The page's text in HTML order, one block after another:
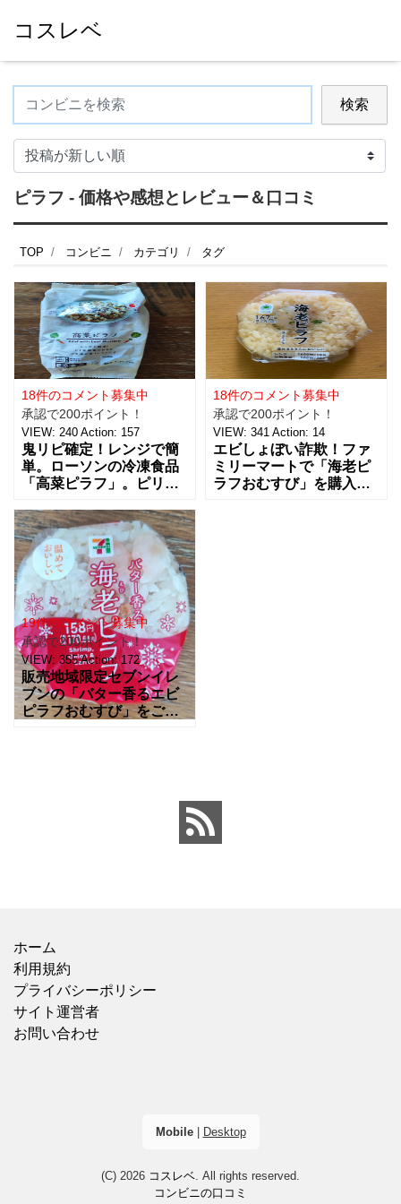
コスレベ
検索
ピラフ - 価格や感想とレビュー＆口コミ
TOP コンビニ カテゴリ タグ
18件のコメント募集中
承認で200ポイント！
VIEW: 240 Action: 157
鬼リピ確定！レンジで簡
単。ローソンの冷凍食品
「高菜ピラフ」。ピリ辛
最高に相性抜群なピラフ
に仕上がっています。 普
段、ローソンにあまり行
かな
18件のコメント募集中
承認で200ポイント！
VIEW: 341 Action: 14
エビしょぼい詐欺！ファ
ミリーマートで「海老ピ
ラフおむすび」を購入し
19件のコメント募集中
承認で200ポイント！
VIEW: 355 Action: 172
販売地域限定セブンイレ
ブンの「バター香るエビ
ピラフおむすび」をご紹
ホーム
利用規約
プライバシーポリシー
サイト運営者
お問い合わせ
Mobile| Desktop
(C) 2026 コスレベ. All rights reserved.
コンビニの口コミ